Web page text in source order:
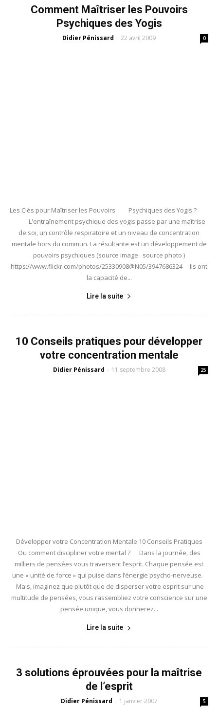
Comment Maîtriser les Pouvoirs
Psychiques des Yogis
Didier Pénissard - 22 avril 2009 0
Les Clés pour Maîtriser les Pouvoirs Psychiques des Yogis ?
L'entraînement psychique des yogis passe par une maîtrise
de soi, un contrôle respiratoire et un niveau de concentration
mentale hors du commun. La résultante est un développement de
pouvoirs psychiques (source image source photo )
https://www.flickr.com/photos/25330908@N05/3947686324 Ils ont
la capacité de...
Lire la suite
10 Conseils pratiques pour développer
votre concentration mentale
Didier Pénissard - 11 septembre 2008 25
Développer votre Concentration Mentale 10 Conseils Pratiques
Ou comment discipliner votre mental ? Dans la journée, des
milliers de pensées vous traversent l’esprit. Chaque pensée est
une « unité de force » qui puise dans l’énergie psycho-nerveuse.
Mais, imaginez que plutôt que de disperser votre esprit sur une
multitude de pensées, vous rassembliez votre conscience sur une
pensée unique, vous donnerez...
Lire la suite
3 solutions éprouvées pour la maîtrise
de l’esprit
Didier Pénissard - 1 janvier 2007 5